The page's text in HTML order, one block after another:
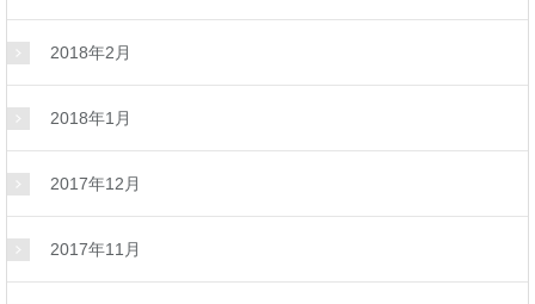
2018年2月
2018年1月
2017年12月
2017年11月